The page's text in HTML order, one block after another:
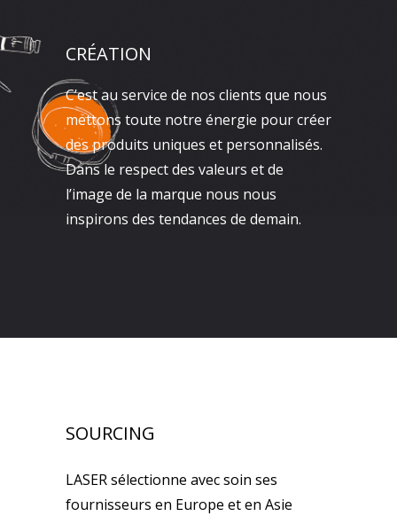
CRÉATION
C’est au service de nos clients que nous
mettons toute notre énergie pour créer
des produits uniques et personnalisés.
Dans le respect des valeurs et de
l’image de la marque nous nous
inspirons des tendances de demain.
SOURCING
LASER sélectionne avec soin ses
fournisseurs en Europe et en Asie